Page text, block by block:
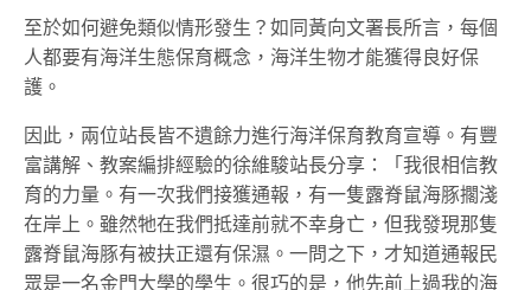
至於如何避免類似情形發生？如同黃向文署長所言，每個
人都要有海洋生態保育概念，海洋生物才能獲得良好保
護。
因此，兩位站長皆不遺餘力進行海洋保育教育宣導。有豐
富講解、教案編排經驗的徐維駿站長分享：「我很相信教
育的力量。有一次我們接獲通報，有一隻露脊鼠海豚擱淺
在岸上。雖然牠在我們抵達前就不幸身亡，但我發現那隻
露脊鼠海豚有被扶正還有保濕。一問之下，才知道通報民
眾是一名金門大學的學生。很巧的是，他先前上過我的海